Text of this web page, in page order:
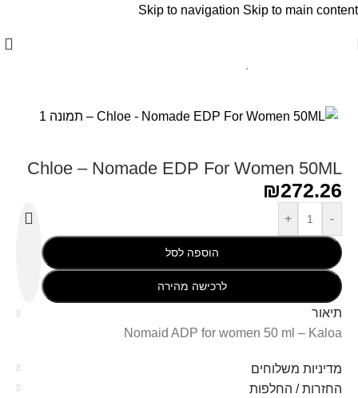
Skip to navigation Skip to main content
Chloe – Nomade EDP For Women 50ML
₪272.26
-
+
הוספה לסל
לרכישה מהירה
תיאור
Nomaid ADP for women 50 ml – Kaloa
מדיניות משלוחים
החזרות / החלפות